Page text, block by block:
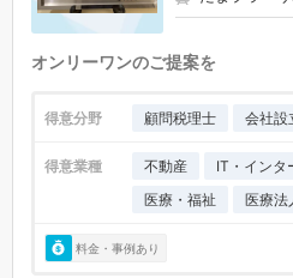
オンリーワンのご提案を
得意分野 顧問税理士 会社設
得意業種 不動産 IT・インタ
医療・福祉
医療法
料金・事例あり